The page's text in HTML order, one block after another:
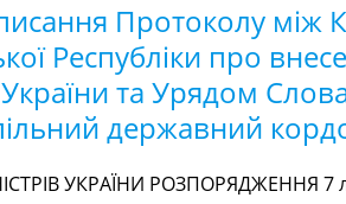
Протоколу між
Республіки про
та Урядом
державний
УКРАЇНИ РОЗПОРЯДЖЕННЯ 7